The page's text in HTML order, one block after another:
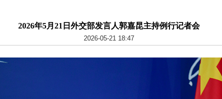
2026年5月21日外交部发言人郭嘉昆主持例行记者会
2026-05-21 18:47